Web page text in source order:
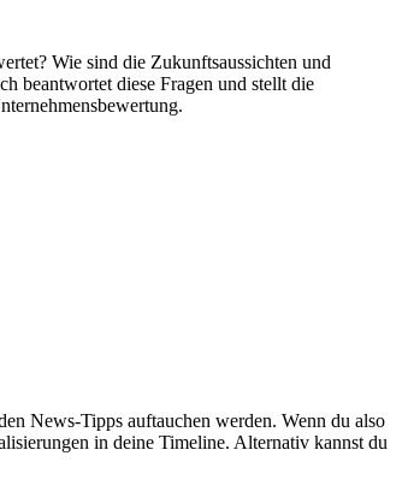
Wie sind die Zukunftsaussichten und
beantwortet diese Fragen und stellt die
News-Tipps auftauchen werden. Wenn du also
in deine Timeline. Alternativ kannst du